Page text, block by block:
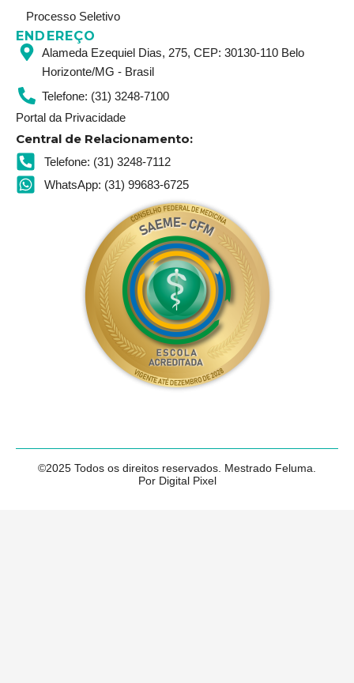
Processo Seletivo
ENDEREÇO
Alameda Ezequiel Dias, 275, CEP: 30130-110 Belo
Horizonte/MG - Brasil
Telefone: (31) 3248-7100
Portal da Privacidade
Central de Relacionamento:
Telefone: (31) 3248-7112
WhatsApp: (31) 99683-6725
©2025 Todos os direitos reservados. Mestrado Feluma.
Por Digital Pixel